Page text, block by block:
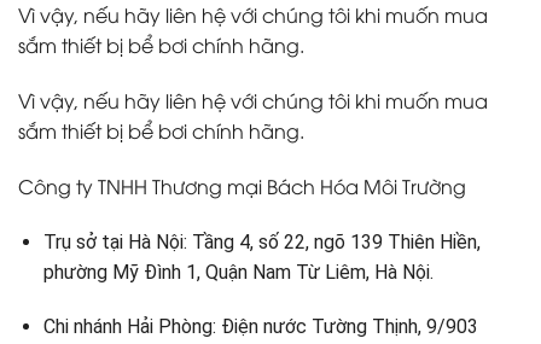
Vì vậy, nếu hãy liên hệ với chúng tôi khi muốn mua
sắm thiết bị bể bơi chính hãng.
Vì vậy, nếu hãy liên hệ với chúng tôi khi muốn mua
sắm thiết bị bể bơi chính hãng.
Công ty TNHH Thương mại Bách Hóa Môi Trường
Trụ sở tại Hà Nội: Tầng 4, số 22, ngõ 139 Thiên Hiền,
phường Mỹ Đình 1, Quận Nam Từ Liêm, Hà Nội.
Chi nhánh Hải Phòng: Điện nước Tường Thịnh, 9/903